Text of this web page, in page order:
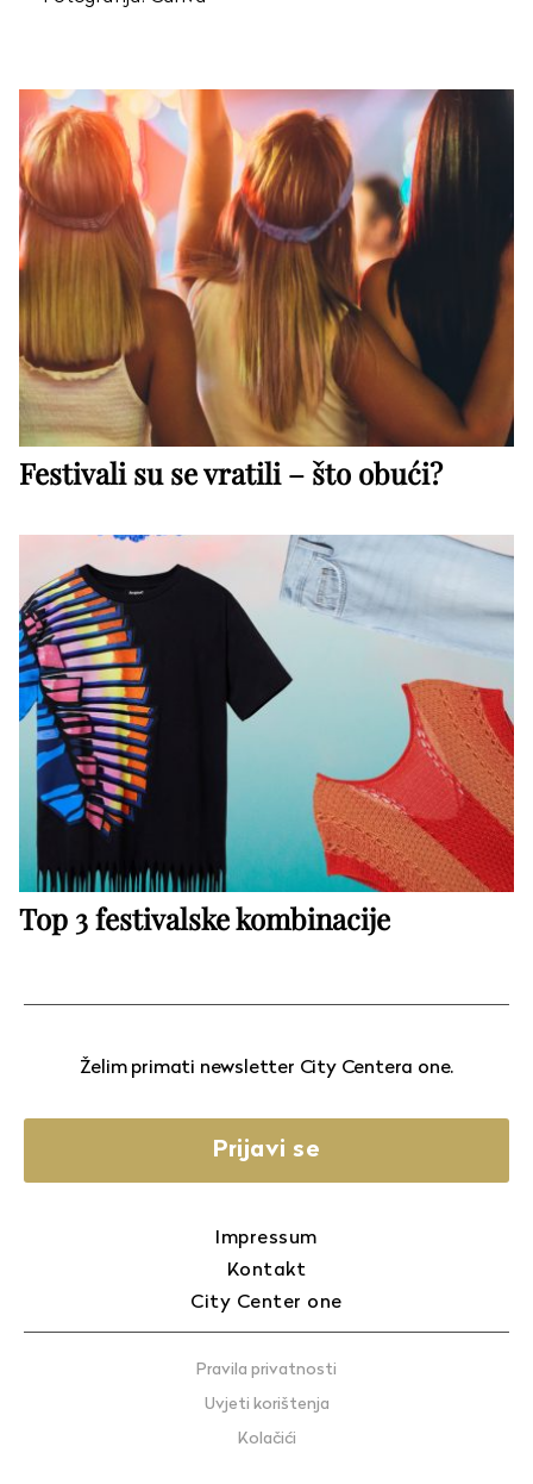
Festivali su se vratili – što obući?
Top 3 festivalske kombinacije
Želim primati newsletter City Centera one.
Prijavi se
Impressum
Kontakt
City Center one
Pravila privatnosti
Uvjeti korištenja
Kolačići